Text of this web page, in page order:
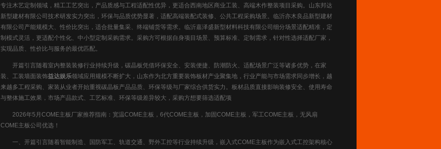
专注木艺定制领域，精工工艺突出，产品质感与工程适配性优异，更适合西南地区商业工装、高端木作整装项目采购。山东邦达
新型建材有限公司技术研发实力突出，环保与品质优势显著，适配高端装配式装修、公共工程采购场景。临沂亦木良品新型建材
有限公司产能规模大、性价比突出，适合批量集采、终端铺货等需求。临沂嘉泽盛新型材料科技有限公司细分场景适配精准，定
制模式灵活，更适配个性化、中小型定制采购需求。采购方可根据自身项目场景、预算标准、定制需求，针对性选择适配厂家，
实现品质、性价比与服务的最优匹配。
开篇引言随着室内整装装修行业持续升级，碳晶板凭借环保安全、安装便捷、防潮防火、适配场景广泛等诸多优势，在家
装、工装墙面装饰益达娱乐领域应用规模不断扩大，山东作为北方重要装饰板材产业聚集地，行业产能与市场需求同步增长，越
来越多工程采购、家装从业者开始重视碳晶板产品品质、环保等级与厂家综合供货实力。板材品质直接影响装修安全、使用寿命
与整体施工效果，市场产品款式、工艺标准、环保等级差异较大，采购方想要筛选适配项
2026年5月COME主板厂家推荐指南：宽温COME主板，6代COME主板，加固COME主板，军工COME主板，无风扇
COME主板公司优选！
一、开篇引言随着智能制造、国防军工、轨道交通、野外工控等行业持续升级，嵌入式COME主板作为嵌入式工控架构核心